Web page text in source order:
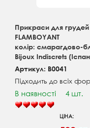
Прикраси для грудей і
FLAMBOYANT
колір: смарагдово-
Bijoux Indiscrets
Артикул: B0041
Підходить до всіх
В наявності 4 шт.
ЦІНА: